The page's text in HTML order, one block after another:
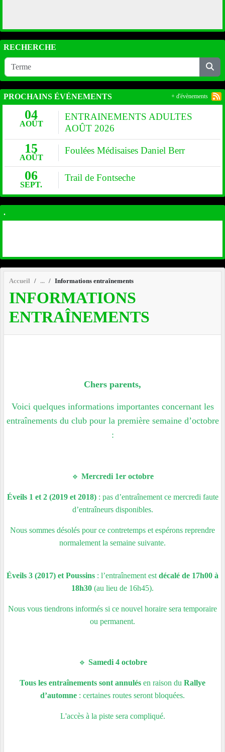
Accueil Informations entraînements
INFORMATIONS
ENTRAÎNEMENTS
Chers parents,
Voici quelques informations importantes concernant les
entraînements du club pour la première semaine d’octobre
:
🔹 Mercredi 1er octobre
Éveils 1 et 2 (2019 et 2018): pas d’entraînement ce mercredi faute
d’entraîneursdisponibles.
Nous sommes désolés pour ce contretemps et espérons reprendre
normalement la semaine suivante.
Éveils 3 (2017) et Poussins : l’entraînement est décalé de 17h00 à
18h30 (au lieu de 16h45).
Nous vous tiendrons informés si ce nouvel horaire sera temporaire
ou permanent.
🔹 Samedi 4 octobre
Tous les entraînements sont annulés en raison du Rallye
d’automne : certaines routes seront bloquées.
L'accès à la piste sera compliqué.
RECHERCHE
PROCHAINS ÉVÉNEMENTS
04
AOÛT
ENTRAINEMENTS ADULTES
AOÛT 2026
15
AOÛT
Foulées Médisaises Daniel Berr
06
SEPT.
Trail de Fontseche
+ d'évènements
.